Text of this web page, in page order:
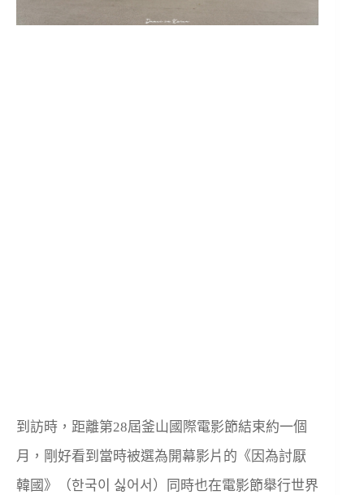
到訪時，距離第28屆釜山國際電影節結束約一個
月，剛好看到當時被選為開幕影片的《因為討厭
韓國》（한국이 싫어서）同時也在電影節舉行世界